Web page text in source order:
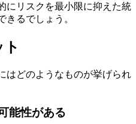
にリスクを最小限に抑えた統
きるでしょう。
はどのようなものが挙げられ
能性がある